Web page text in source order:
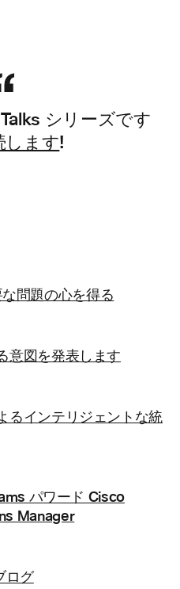
シリーズです
します!
問題の心を得る
意図を発表します
るインテリジェントな統
パワード Cisco
Manager
ログ